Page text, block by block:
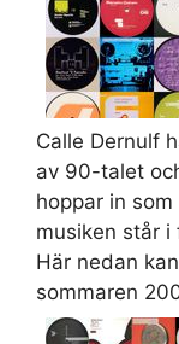
Calle Dernulf
av 90-talet
hoppar in
musiken står
Här nedan
sommaren